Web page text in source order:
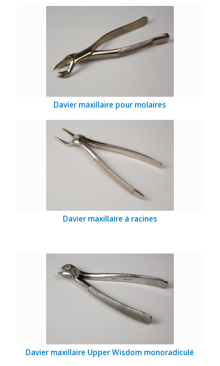
Davier maxillaire pour molaires
Davier maxillaire à racines
Davier maxillaire Upper Wisdom monoradiculé